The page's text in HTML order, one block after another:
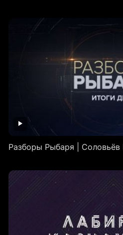
Разборы Рыбаря | Соловьёв